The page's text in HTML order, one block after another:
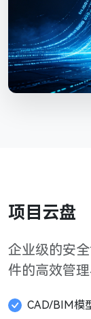
项目云盘
企业级的安
件的高效管
CAD/BIM模